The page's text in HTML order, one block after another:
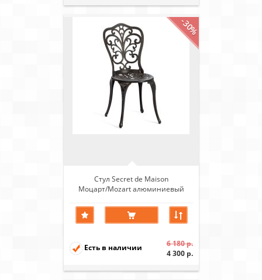
-30%
Стул Secret de Maison
Моцарт/Mozart алюминиевый
Есть в наличии
6 180 р.
4 300 р.